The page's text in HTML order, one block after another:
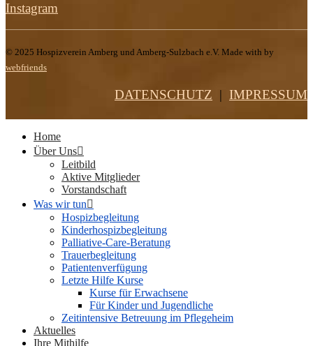
Instagram
© 2025 Hospizverein Amberg und Amberg-Sulzbach e.V. Made with by
webfriends
DATENSCHUTZ | IMPRESSUM
Home
Über Uns
Leitbild
Aktive Mitglieder
Vorstandschaft
Was wir tun
Hospizbegleitung
Kinderhospizbegleitung
Palliative-Care-Beratung
Trauerbegleitung
Patientenverfügung
Letzte Hilfe Kurse
Kurse für Erwachsene
Für Kinder und Jugendliche
Zeitintensive Betreuung im Pflegeheim
Aktuelles
Ihre Mithilfe